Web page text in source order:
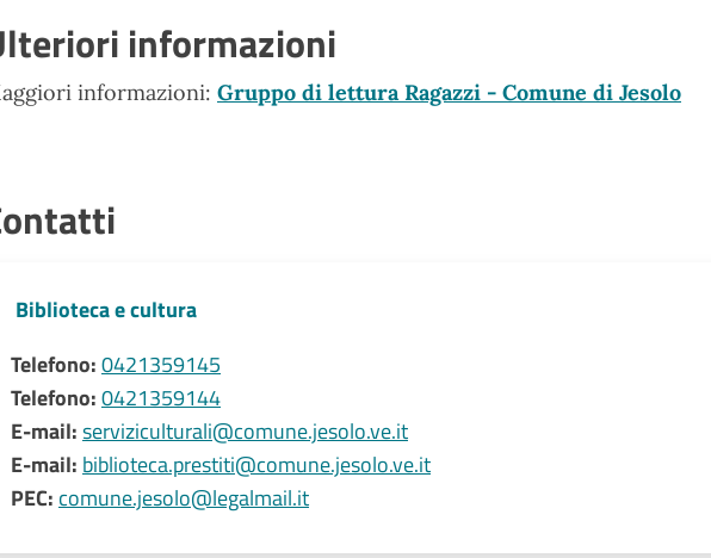
informazioni
informazioni: Gruppo di lettura Ragazzi - Comune di Jesolo
Biblioteca e cultura
Telefono:0421359145
Telefono:0421359144
E-mail:serviziculturali@comune.jesolo.ve.it
E-mail: biblioteca.prestiti@comune.jesolo.ve.it
PEC: comune.jesolo@legalmail.it